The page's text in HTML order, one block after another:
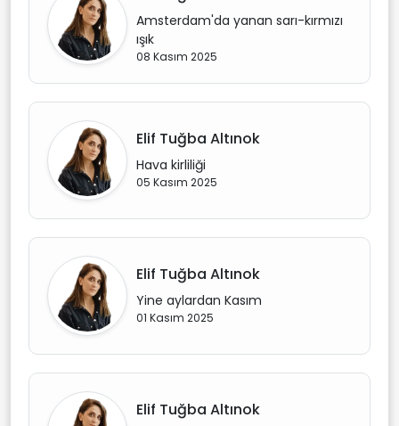
Amsterdam'da yanan sarı-kırmızı
ışık
08 Kasım 2025
Elif Tuğba Altınok
Hava kirliliği
05 Kasım 2025
Elif Tuğba Altınok
Yine aylardan Kasım
01 Kasım 2025
Elif Tuğba Altınok